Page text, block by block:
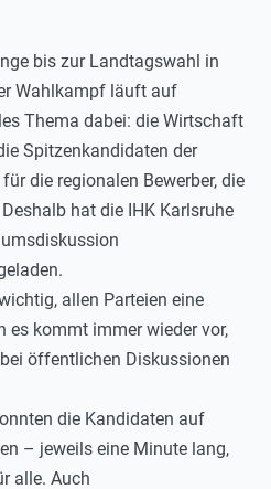
bis zur Landtagswahl in
Wahlkampf läuft auf
Thema dabei: die Wirtschaft
Spitzenkandidaten der
die regionalen Bewerber, die
hat die IHK Karlsruhe
allen Parteien eine
es kommt immer wieder vor,
öffentlichen Diskussionen
die Kandidaten auf
– jeweils eine Minute lang,
alle. Auch